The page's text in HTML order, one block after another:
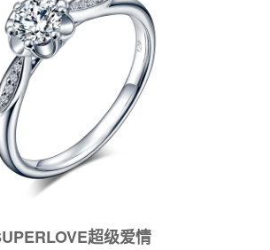
超级爱情